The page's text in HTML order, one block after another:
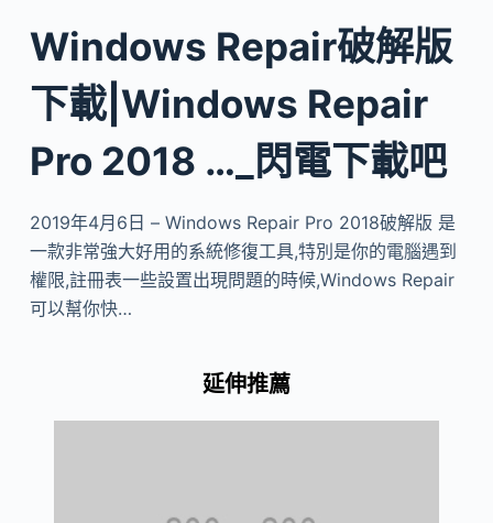
Windows Repair破解版
下載|Windows Repair
Pro 2018 …_閃電下載吧
2019年4月6日 – Windows Repair Pro 2018破解版 是
一款非常強大好用的系統修復工具,特別是你的電腦遇到
權限,註冊表一些設置出現問題的時候,Windows Repair
可以幫你快…
延伸推薦